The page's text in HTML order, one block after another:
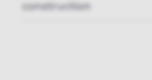
construction